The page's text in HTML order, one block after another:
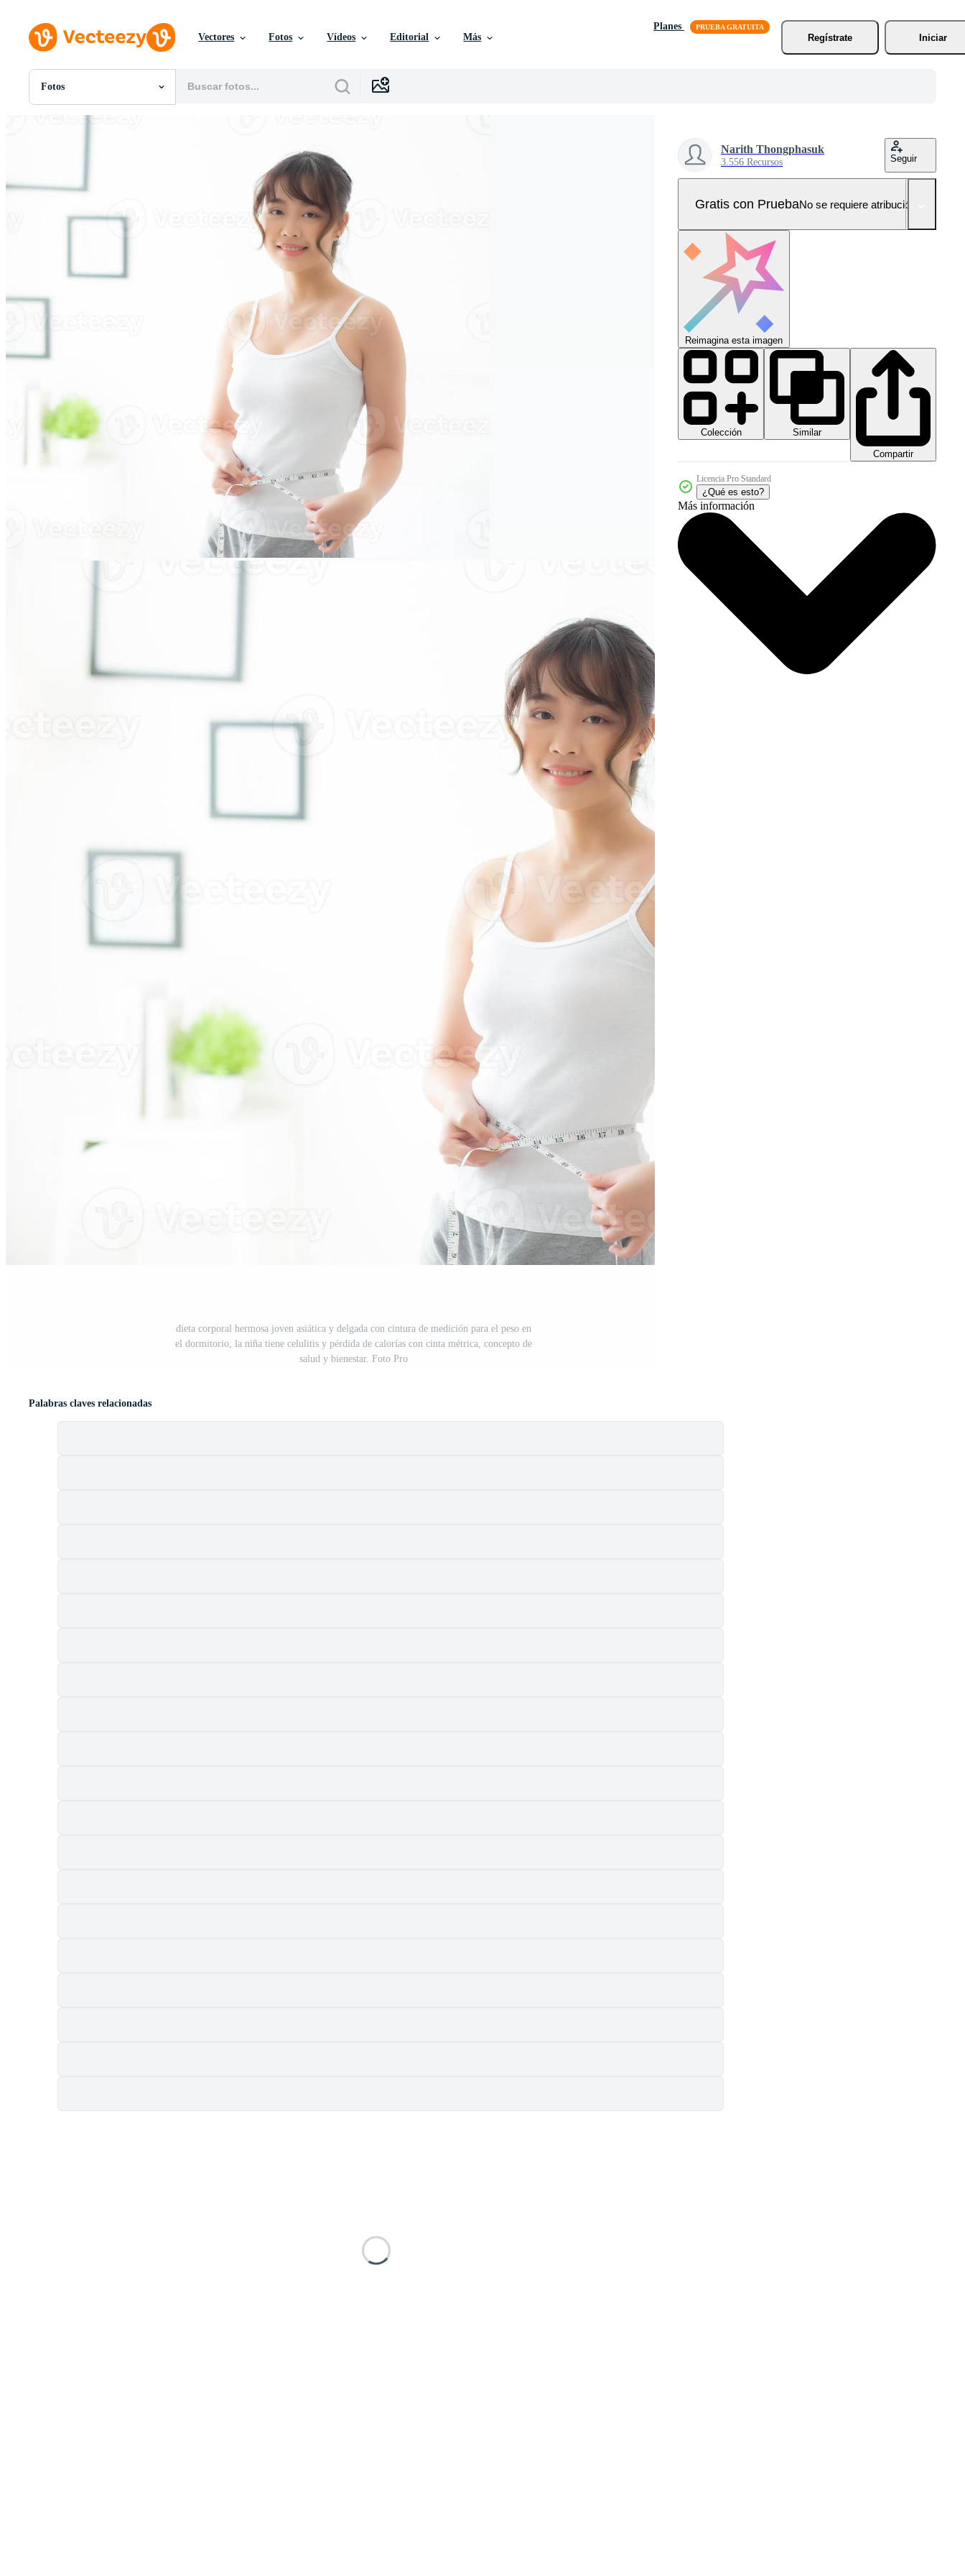
Vectores Fotos Vídeos Editorial Más
Planes
Regístrate
Iniciar
Fotos
Todas Imágenes
Vectores
Gráficos en Movimiento
dieta corporal hermosa joven asiática y delgada con cintura de medición para el peso en
el dormitorio, la niña tiene celulitis y pérdida de calorías con cinta métrica, concepto de
salud y bienestar. Foto Pro
Narith Thongphasuk
3.556 Recursos Seguir
Gratis con PruebaNo se requiere atribución!
Reimagina esta imagen
Colección
Similar
Compartir
Licencia Pro Standard
¿Qué es esto?
Más información
Palabras claves relacionadas